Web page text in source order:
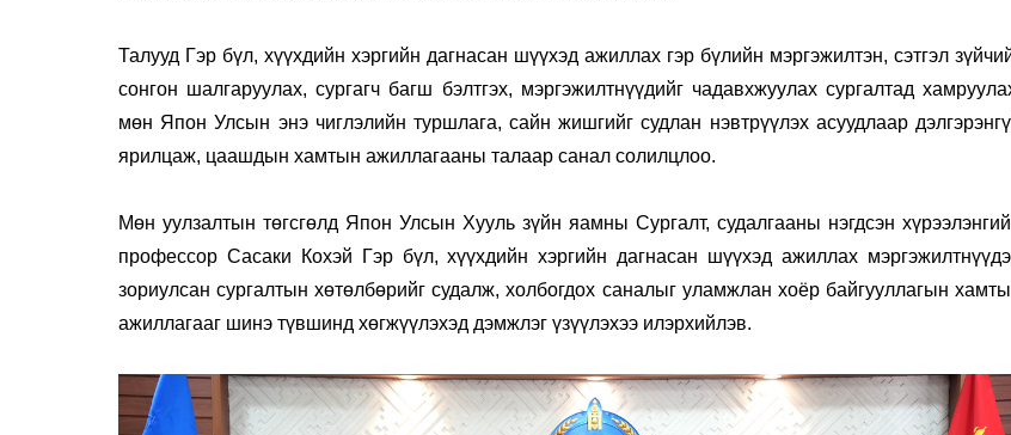
Талууд Гэр бүл, хүүхдийн хэргийн дагнасан шүүхэд ажиллах гэр бүлийн мэргэжилтэн, сэтгэл
сонгон шалгаруулах, сургагч багш бэлтгэх, мэргэжилтнүүдийг чадавхжуулах сургалтад
мөн Япон Улсын энэ чиглэлийн туршлага, сайн жишгийг судлан нэвтрүүлэх асуудлаар
ярилцаж, цаашдын хамтын ажиллагааны талаар санал солилцлоо.
Мөн уулзалтын төгсгөлд Япон Улсын Хууль зүйн яамны Сургалт, судалгааны нэгдсэн
профессор Сасаки Кохэй Гэр бүл, хүүхдийн хэргийн дагнасан шүүхэд ажиллах
зориулсан сургалтын хөтөлбөрийг судалж, холбогдох саналыг уламжлан хоёр байгууллагын
ажиллагааг шинэ түвшинд хөгжүүлэхэд дэмжлэг үзүүлэхээ илэрхийлэв.